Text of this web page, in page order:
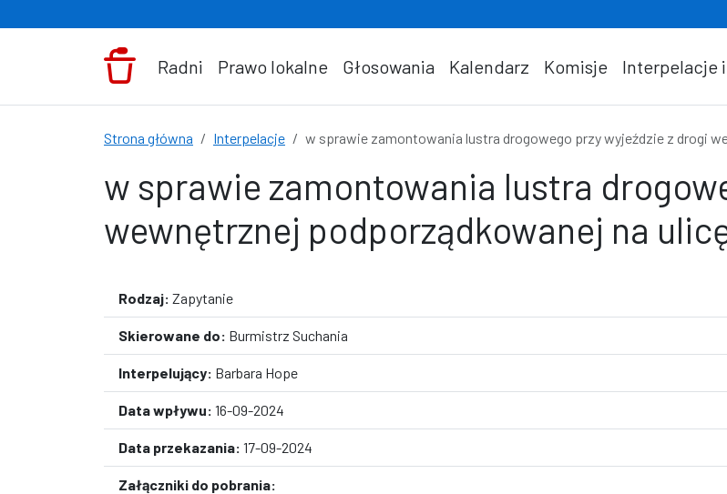
Radni Prawo lokalne Głosowania Kalendarz Komisje Interpelacje
Strona główna Interpelacje w sprawie zamontowania lustra drogowego przy wyjeździe z drogi
w sprawie zamontowania lustra
wewnętrznej podporządkowanej na
Rodzaj: Zapytanie
Skierowane do: Burmistrz Suchania
Interpelujący: Barbara Hope
Data wpływu: 16-09-2024
Data przekazania: 17-09-2024
Załączniki do pobrania: